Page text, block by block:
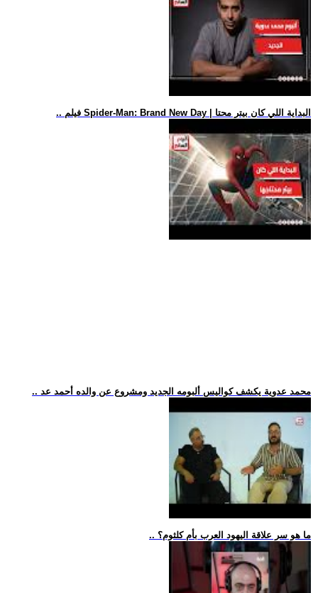
.. فيلم Spider-Man: Brand New Day | البداية اللي كان بيتر محتا
.. محمد عدوية يكشف كواليس ألبومه الجديد ومشروع عن والده أحمد عد
.. ما هو سر علاقة اليهود العرب بأم كلثوم؟